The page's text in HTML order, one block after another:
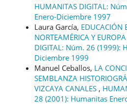
HUMANITAS DIGITAL:
Enero-Diciembre 1997
Laura García, EDUCACIÓN
NORTEAMÉRICA Y EUROPA
DIGITAL: Núm. 26 (1999):
Diciembre 1999
Manuel Ceballos, LA
SEMBLANZA
VIZCAYA CANALES ,
28 (2001): Humanitas